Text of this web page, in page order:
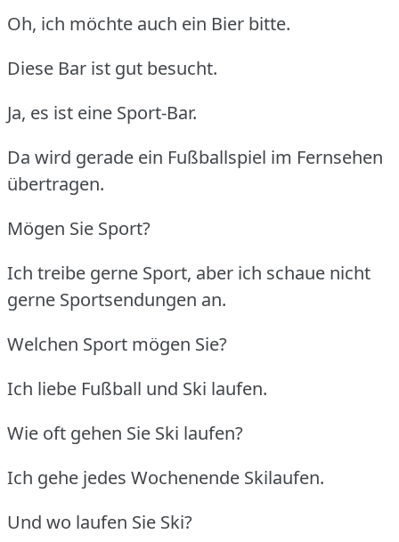
Oh, ich möchte auch ein Bier bitte.
Diese Bar ist gut besucht.
Ja, es ist eine Sport-Bar.
Da wird gerade ein Fußballspiel im Fernsehen
übertragen.
Mögen Sie Sport?
Ich treibe gerne Sport, aber ich schaue nicht
gerne Sportsendungen an.
Welchen Sport mögen Sie?
Ich liebe Fußball und Ski laufen.
Wie oft gehen Sie Ski laufen?
Ich gehe jedes Wochenende Skilaufen.
Und wo laufen Sie Ski?